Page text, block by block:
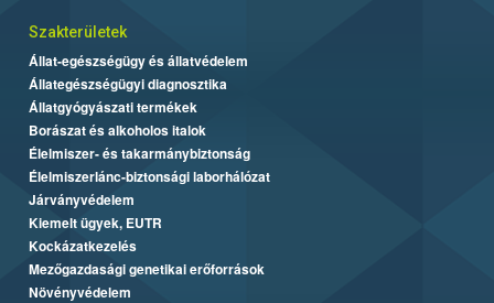
Szakterületek
Állat-egészségügy és állatvédelem
Állategészségügyi diagnosztika
Állatgyógyászati termékek
Borászat és alkoholos italok
Élelmiszer- és takarmánybiztonság
Élelmiszerlánc-biztonsági laborhálózat
Járványvédelem
Kiemelt ügyek, EUTR
Kockázatkezelés
Mezőgazdasági genetikai erőforrások
Növényvédelem